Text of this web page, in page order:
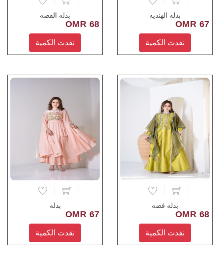
بدله الهنديه
67 OMR
نفدت الكمية
بدله الفضه
68 OMR
نفدت الكمية
بدله فضه
68 OMR
نفدت الكمية
بدله
67 OMR
نفدت الكمية